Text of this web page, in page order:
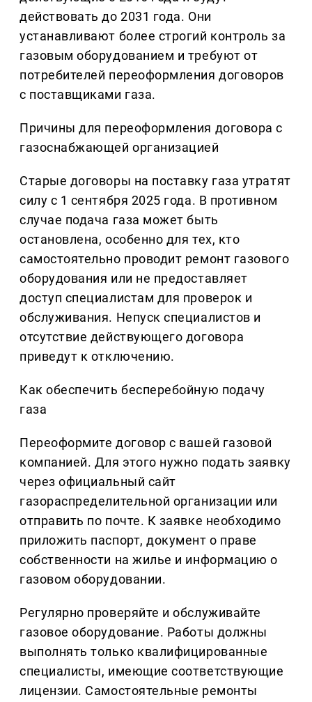
действовать до 2031 года. Они
устанавливают более строгий контроль за
газовым оборудованием и требуют от
потребителей переоформления договоров
с поставщиками газа.
Причины для переоформления договора с
газоснабжающей организацией
Старые договоры на поставку газа утратят
силу с 1 сентября 2025 года. В противном
случае подача газа может быть
остановлена, особенно для тех, кто
самостоятельно проводит ремонт газового
оборудования или не предоставляет
доступ специалистам для проверок и
обслуживания. Непуск специалистов и
отсутствие действующего договора
приведут к отключению.
Как обеспечить бесперебойную подачу
газа
Переоформите договор с вашей газовой
компанией. Для этого нужно подать заявку
через официальный сайт
газораспределительной организации или
отправить по почте. К заявке необходимо
приложить паспорт, документ о праве
собственности на жилье и информацию о
газовом оборудовании.
Регулярно проверяйте и обслуживайте
газовое оборудование. Работы должны
выполнять только квалифицированные
специалисты, имеющие соответствующие
лицензии. Самостоятельные ремонты